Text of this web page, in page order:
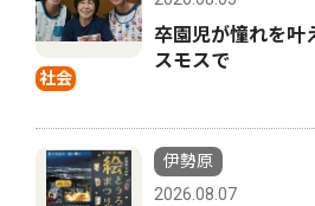
社会
卒園児が憧れを
スモスで
伊勢原
2026.08.07